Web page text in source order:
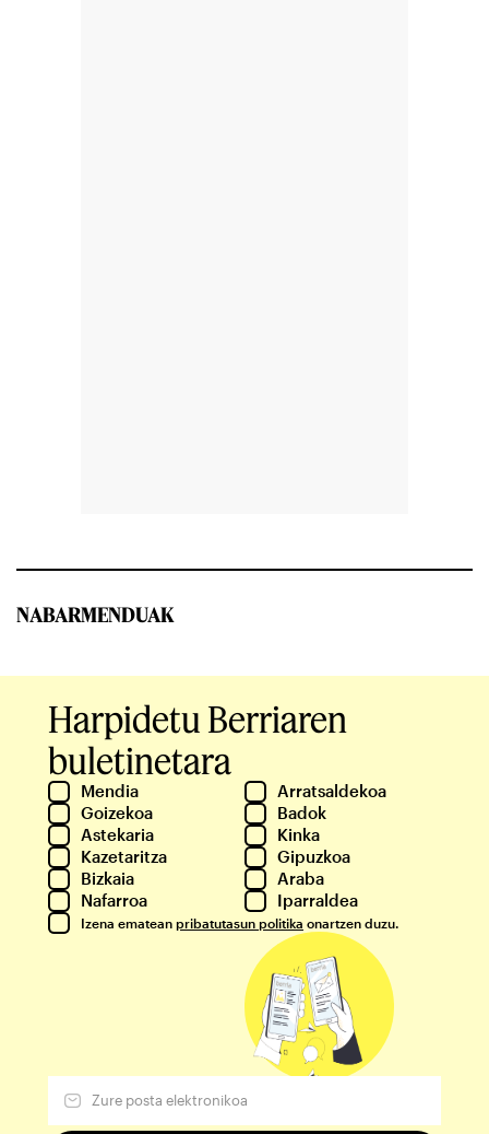
NABARMENDUAK
Harpidetu Berriaren
buletinetara
Mendia
Arratsaldekoa
Goizekoa
Badok
Astekaria
Kinka
Kazetaritza
Gipuzkoa
Bizkaia
Araba
Nafarroa
Iparraldea
Izena ematean pribatutasun politika onartzen duzu.